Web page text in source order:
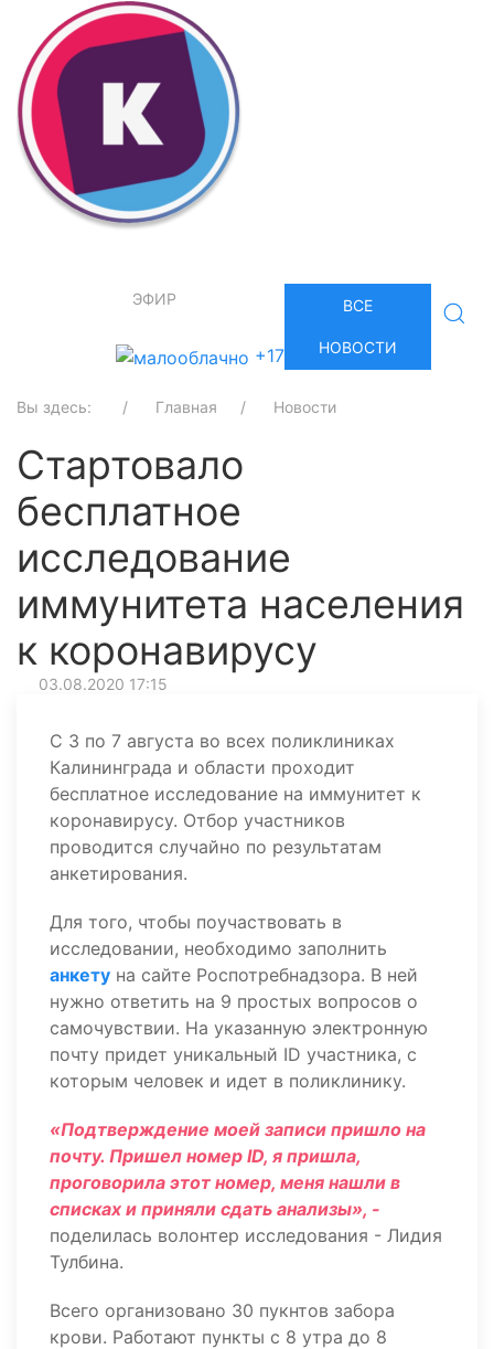
ЭФИР
+17
ВСЕ
НОВОСТИ
Вы здесь: Главная Новости
Стартовало
бесплатное
исследование
иммунитета населения
к коронавирусу
03.08.2020 17:15
С 3 по 7 августа во всех поликлиниках
Калининграда и области проходит
бесплатное исследование на иммунитет к
коронавирусу. Отбор участников
проводится случайно по результатам
анкетирования.
Для того, чтобы поучаствовать в
исследовании, необходимо заполнить
анкету на сайте Роспотребнадзора. В ней
нужно ответить на 9 простых вопросов о
самочувствии. На указанную электронную
почту придет уникальный ID участника, с
которым человек и идет в поликлинику.
«Подтверждение моей записи пришло на
почту. Пришел номер ID, я пришла,
проговорила этот номер, меня нашли в
списках и приняли сдать анализы», -
поделилась волонтер исследования - Лидия
Тулбина.
Всего организовано 30 пукнтов забора
крови. Работают пункты с 8 утра до 8